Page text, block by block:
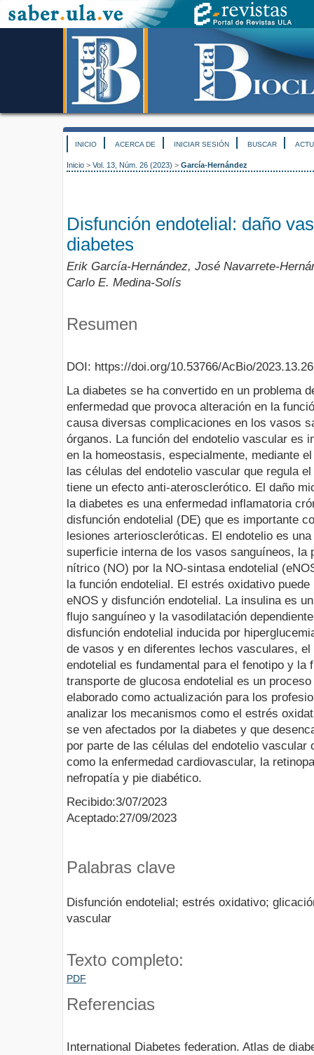
INICIO ACERCA DE INICIAR SESIÓN BUSCAR
Inicio > Vol. 13, Núm. 26 (2023) > García-Hernández
Disfunción endotelial: daño
diabetes
Erik García-Hernández, José Navarrete-
Carlo E. Medina-Solís
Resumen
DOI: https://doi.org/10.53766/AcBio/
La diabetes se ha convertido en un problema
enfermedad que provoca alteración en la
causa diversas complicaciones en los vasos
órganos. La función del endotelio vascular es
en la homeostasis, especialmente, mediante
las células del endotelio vascular que regula
tiene un efecto anti-aterosclerótico. El daño
la diabetes es una enfermedad inflamatoria
disfunción endotelial (DE) que es importante
lesiones arterioscleróticas. El endotelio es
superficie interna de los vasos sanguíneos, la
nítrico (NO) por la NO-sintasa endotelial
la función endotelial. El estrés oxidativo
eNOS y disfunción endotelial. La insulina es
flujo sanguíneo y la vasodilatación
disfunción endotelial inducida por
de vasos y en diferentes lechos vasculares,
endotelial es fundamental para el fenotipo y la
transporte de glucosa endotelial es un
elaborado como actualización para los
analizar los mecanismos como el estrés
se ven afectados por la diabetes y que
por parte de las células del endotelio vascular
como la enfermedad cardiovascular, la
nefropatía y pie diabético.
Recibido:3/07/2023
Aceptado:27/09/2023
Palabras clave
Disfunción endotelial; estrés oxidativo;
vascular
Texto completo:
PDF
Referencias
International Diabetes federation. Atlas de